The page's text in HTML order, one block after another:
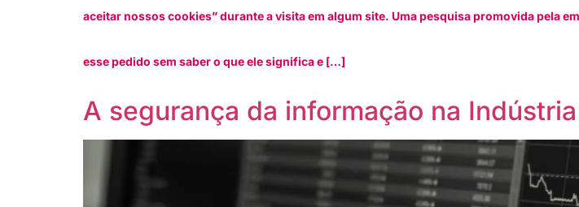
aceitar nossos cookies” durante a visita em algum site. Uma pesquisa promovida pela
esse pedido sem saber o que ele significa e […]
A segurança da informação na